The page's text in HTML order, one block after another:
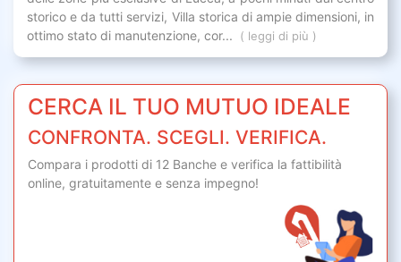
storico e da tutti servizi, Villa storica di ampie dimensioni, in
ottimo stato di manutenzione, cor...
( leggi di più )
CERCA IL TUO MUTUO IDEALE
CONFRONTA. SCEGLI. VERIFICA.
Compara i prodotti di 12 Banche e verifica la fattibilità
online, gratuitamente e senza impegno!